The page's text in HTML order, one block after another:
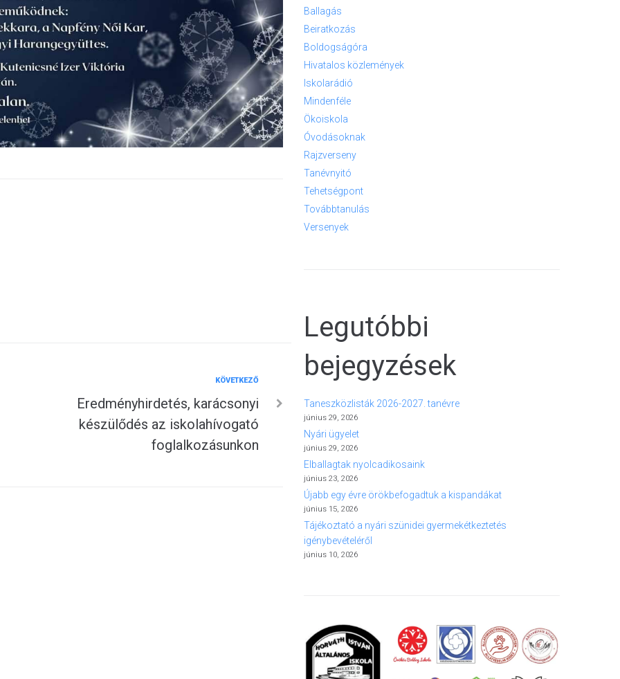
KÖVETKEZŐ
Eredményhirdetés, karácsonyi
készülődés az iskolahívogató
foglalkozásunkon
Ballagás
Beiratkozás
Boldogságóra
Hivatalos közlemények
Iskolarádió
Mindenféle
Ökoiskola
Óvodásoknak
Rajzverseny
Tanévnyitó
Tehetségpont
Továbbtanulás
Versenyek
Legutóbbi
bejegyzések
Taneszközlisták 2026-2027. tanévre
június 29, 2026
Nyári ügyelet
június 29, 2026
Elballagtak nyolcadikosaink
június 23, 2026
Újabb egy évre örökbefogadtuk a kispandákat
június 15, 2026
Tájékoztató a nyári szünidei gyermekétkeztetés
igénybevételéről
június 10, 2026